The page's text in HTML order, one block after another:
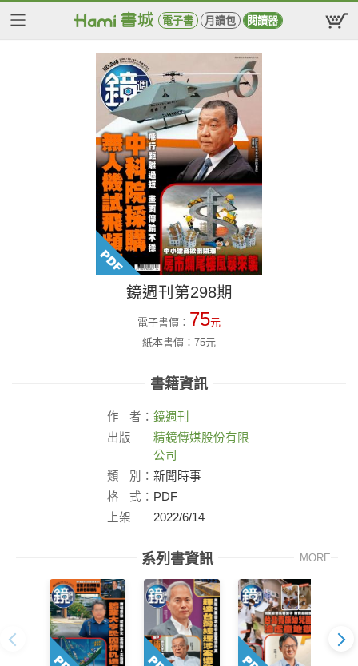
電子書 月讀包 閱讀器
鏡週刊第298期
電子書價： 75元
紙本書價： 75元
書籍資訊
作 者： 鏡週刊
出版
精鏡傳媒股份有限
公司
類
別： 新聞時事
格
式： PDF
上架
2022/6/14
系列書資訊 MORE